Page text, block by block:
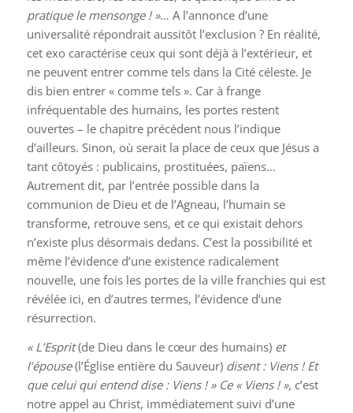
pratique le mensonge ! »… A l’annonce d’une
universalité répondrait aussitôt l’exclusion ? En réalité,
cet exocaractérise ceux qui sont déjà à l’extérieur, et
ne peuvent entrer comme tels dans la Cité céleste. Je
dis bien entrer « comme tels ». Car à frange
infréquentable des humains, les portes restent
ouvertes – le chapitre précédent nous l’indique
d’ailleurs. Sinon, où serait la place de ceux que Jésus a
tant côtoyés : publicains, prostituées, païens…
Autrement dit, par l’entrée possible dans la
communion de Dieu et de l’Agneau, l’humain se
transforme, retrouve sens, et ce qui existait dehors
n’existe plus désormais dedans. C’est la possibilité et
même l’évidence d’une existence radicalement
nouvelle, une fois les portes de la ville franchies qui est
révélée ici, en d’autres termes, l’évidence d’une
résurrection.
« L’Esprit(de Dieu dans le cœur des humains) et
l’épouse(l’Église entière du Sauveur) disent : Viens ! Et
que celui qui entend dise : Viens ! » Ce « Viens ! », c’est
notre appel au Christ, immédiatement suivi d’une